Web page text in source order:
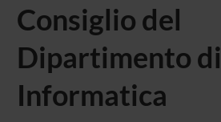
Consiglio del
Dipartimento di
Informatica